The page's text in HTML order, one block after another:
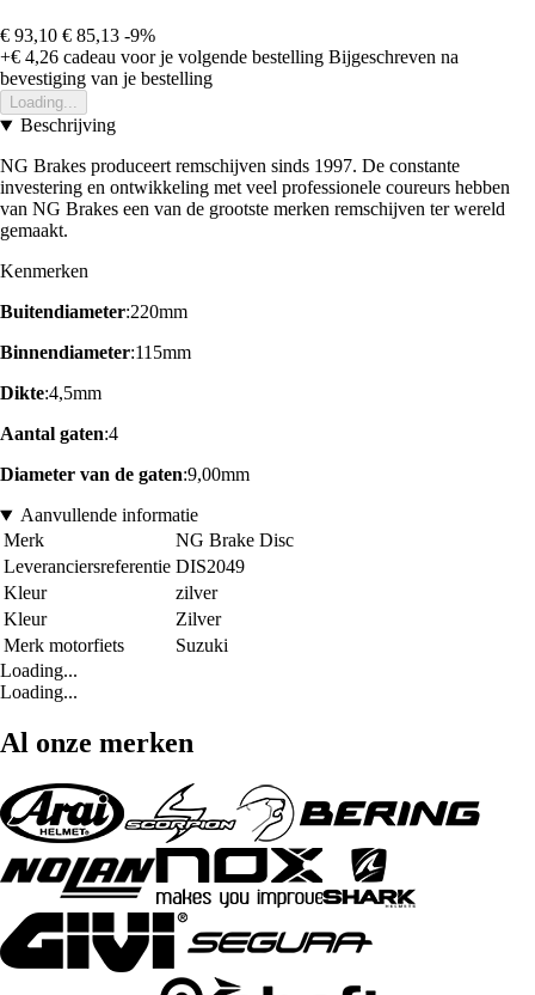
€ 93,10 € 85,13 -9%
+€ 4,26 cadeau voor je volgende bestelling Bijgeschreven na
bevestiging van je bestelling
Loading...
Beschrijving
NG Brakes produceert remschijven sinds 1997. De constante
investering en ontwikkeling met veel professionele coureurs hebben
van NG Brakes een van de grootste merken remschijven ter wereld
gemaakt.
Kenmerken
Buitendiameter:220mm
Binnendiameter:115mm
Dikte:4,5mm
Aantal gaten:4
Diameter van de gaten:9,00mm
Aanvullende informatie
Merk
NG Brake Disc
Leveranciersreferentie DIS2049
Kleur
zilver
Kleur
Zilver
Merk motorfiets
Suzuki
Loading...
Loading...
Al onze merken